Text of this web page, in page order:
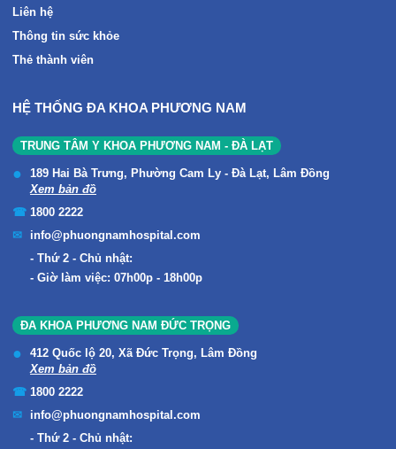
Liên hệ
Thông tin sức khỏe
Thẻ thành viên
HỆ THỐNG ĐA KHOA PHƯƠNG NAM
TRUNG TÂM Y KHOA PHƯƠNG NAM - ĐÀ LẠT
189 Hai Bà Trưng, Phường Cam Ly - Đà Lạt, Lâm Đồng
Xem bản đồ
1800 2222
info@phuongnamhospital.com
Thứ 2 - Chủ nhật:
Giờ làm việc: 07h00p - 18h00p
ĐA KHOA PHƯƠNG NAM ĐỨC TRỌNG
412 Quốc lộ 20, Xã Đức Trọng, Lâm Đồng
Xem bản đồ
1800 2222
info@phuongnamhospital.com
Thứ 2 - Chủ nhật: